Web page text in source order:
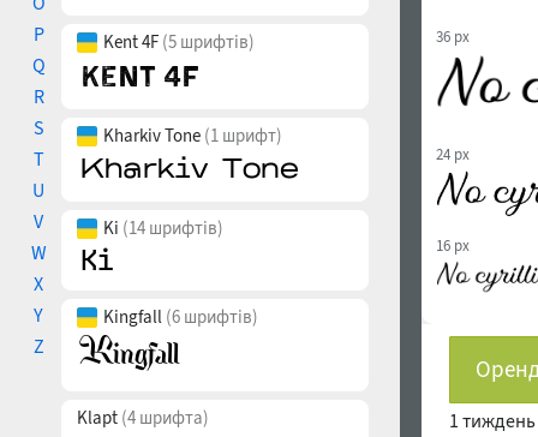
P
Q
R
S
T
U
V
W
X
Y
Z
Kent 4F (5 шрифтів)
Kharkiv Tone (1 шрифт)
Ki (14 шрифтів)
Kingfall (6 шрифтів)
Klapt (4 шрифта)
36 px
24 px
16 px
1